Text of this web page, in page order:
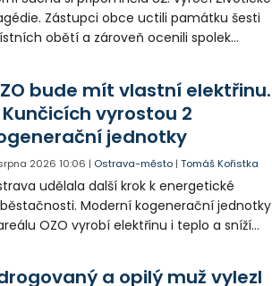
Zástupci obce uctili památku šesti
obětí a zároveň ocenili spolek
bude mít vlastní elektřinu.
Kunčicích vyrostou 2
jednotky
2026 10:06 | Ostrava-město |Tomáš Kořistka
udělala další krok k energetické
Moderní kogenerační jednotky
OZO vyrobí elektřinu i teplo a sníží
a opilý muž vylezl